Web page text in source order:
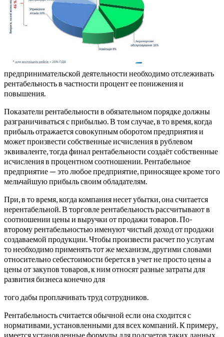
предпринимательской деятельности необходимо отслеживать
рентабельность в частности процент ее понижения и
повышения.
Показатели рентабельности в обязательном порядке должны
разграничиваться с прибылью. В том случае, в то время, когда
прибыль отражается совокупным оборотом предприятия и
может произвести собственные исчисления в рублевом
эквиваленте, тогда финал рентабельности создаёт собственные
исчисления в процентном соотношении. Рентабельное
предприятие — это любое предприятие, приносящее кроме того
мельчайшую прибыль своим обладателям.
При, в то время, когда компания несет убытки, она считается
нерентабельной. В торговле рентабельность рассчитывают в
соотношении цены и выручки от продажи товаров. По-
второму рентабельностью именуют чистый доход от продажи
создаваемой продукции. Чтобы произвести расчет по услугам
то необходимо применять тот же механизм, другими словами
относительно себестоимости берется в учет не просто цены а
цены от закупов товаров, к ним относят разные затраты для
развития бизнеса конечно для
того дабы проплачивать труд сотрудников.
Рентабельность считается обычной если она сходится с
нормативами, установленными для всех компаний.К примеру,
имеется установленные формулы для подсчетов таких данных,